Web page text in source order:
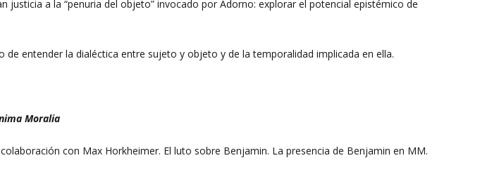
justicia a la “penuria del objeto” invocado por Adorno: explorar el potencial epistémico de
entender la dialéctica entre sujeto y objeto y de la temporalidad implicada en ella.
Moralia
con Max Horkheimer. El luto sobre Benjamin. La presencia de Benjamin en MM.